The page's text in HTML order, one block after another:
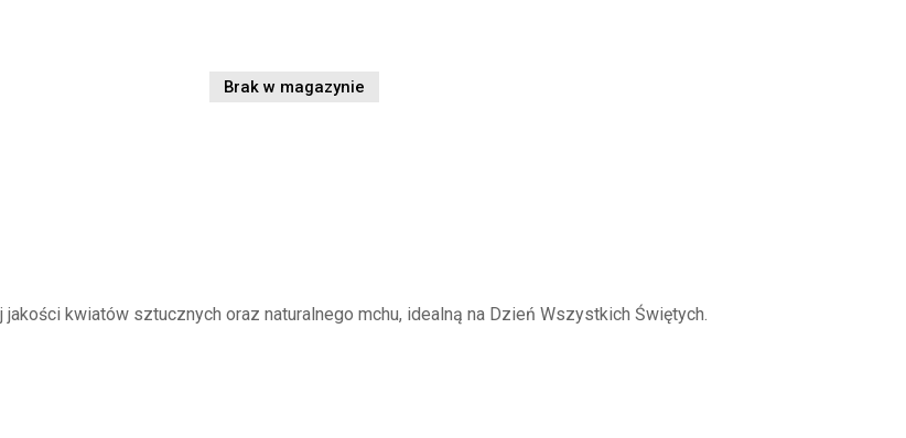
Brak w magazynie
kwiatów sztucznych oraz naturalnego mchu, idealną na Dzień Wszystkich Świętych.